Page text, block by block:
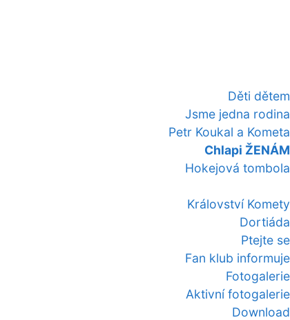
Děti dětem
Jsme jedna rodina
Petr Koukal a Kometa
Chlapi ŽENÁM
Hokejová tombola
Království Komety
Dortiáda
Ptejte se
Fan klub informuje
Fotogalerie
Aktivní fotogalerie
Download